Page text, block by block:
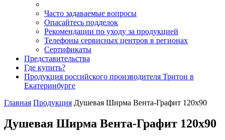
Часто задаваемые вопросы
Опасайтесь подделок
Рекомендации по уходу за продукцией
Телефоны сервисных центров в регионах
Сертификаты
Представительства
Где купить?
Продукция российского производителя Тритон в
Екатеринбурге
Главная Продукция Душевая Ширма Вента-Графит 120х90
Душевая Ширма Вента-Графит 120х90